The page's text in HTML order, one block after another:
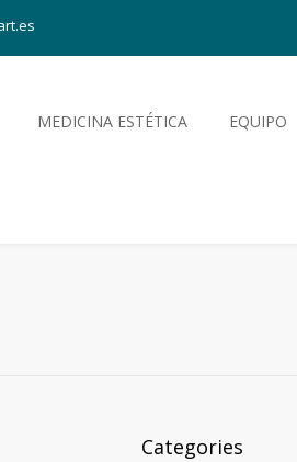
MEDICINA ESTÉTICA EQUIPO
Categories